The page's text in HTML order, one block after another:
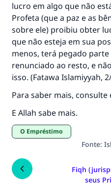
lucro em algo que não
Profeta (que a paz e as
sobre ele) proibiu obter
que não esteja em sua
menos, terá pegado
renunciado ao resto, e
isso. (Fatawa Islamiyyah,
Para saber mais, consulte
E Allah sabe mais.
O Empréstimo
Fonte:
Fiqh
seus